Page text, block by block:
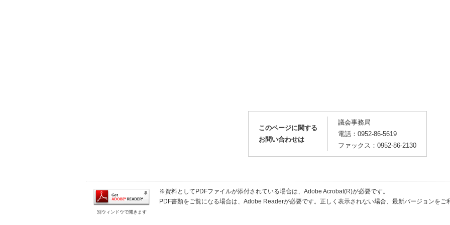
このページに関する
お問い合わせは
議会事務局
電話：0952-86-5619
ファックス：0952-86-2130
別ウィンドウで開きます
※資料としてPDFファイルが添付されている場合は、Adobe Acrobat(R)が必要です。
PDF書類をご覧になる場合は、Adobe Readerが必要です。正しく表示されない場合、最新バージョンをご